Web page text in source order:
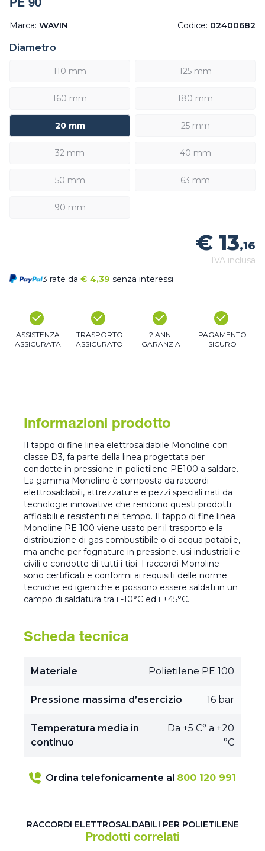
PE 90
Marca: WAVIN Codice: 02400682
Diametro
110 mm 125 mm
160 mm 180 mm
20 mm 25 mm
32 mm 40 mm
50 mm 63 mm
90 mm
€ 13,16
IVA inclusa
3 rate da € 4,39 senza interessi
ASSISTENZA
ASSICURATA
TRASPORTO
ASSICURATO
2 ANNI
GARANZIA
PAGAMENTO
SICURO
Informazioni prodotto
Il tappo di fine linea elettrosaldabile Monoline con
classe D3, fa parte della linea progettata per
condotte in pressione in polietilene PE100 a saldare.
La gamma Monoline è composta da raccordi
elettrosaldabili, attrezzature e pezzi speciali nati da
tecnologie innovative che rendono questi prodotti
affidabili e resistenti nel tempo. Il tappo di fine linea
Monoline PE 100 viene usato per il trasporto e la
distribuzione di gas combustibile o di acqua potabile,
ma anche per fognature in pressione, usi industriali e
civili e condotte di tutti i tipi. I raccordi Monoline
sono certificati e conformi ai requisiti delle norme
tecniche ed igieniche e possono essere saldati in un
campo di saldatura tra i -10°C ed i +45°C.
Scheda tecnica
Materiale Polietilene PE 100
Pressione massima d’esercizio 16 bar
Temperatura media in
continuo
Da +5 C° a +20
°C
Ordina telefonicamente al 800 120 991
RACCORDI ELETTROSALDABILI PER POLIETILENE
Prodotti correlati